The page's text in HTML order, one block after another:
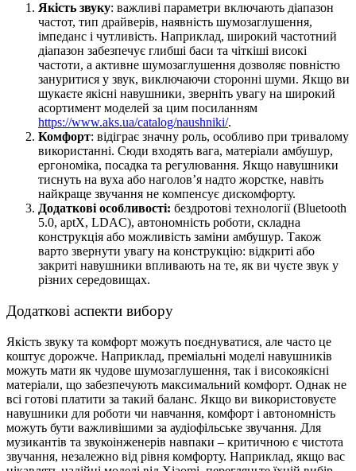
Якість звуку: важливі параметри включають діапазон
частот, тип драйверів, наявність шумозаглушення,
імпеданс і чутливість. Наприклад, широкий частотний
діапазон забезпечує глибші баси та чіткіші високі
частоти, а активне шумозаглушення дозволяє повністю
зануритися у звук, виключаючи сторонні шуми. Якщо ви
шукаєте якісні навушники, зверніть увагу на широкий
асортимент моделей за цим посиланням
https://www.aks.ua/catalog/naushniki/.
Комфорт: відіграє значну роль, особливо при тривалому
використанні. Сюди входять вага, матеріали амбушур,
ергономіка, посадка та регулювання. Якщо навушники
тиснуть на вуха або наголов’я надто жорстке, навіть
найкраще звучання не компенсує дискомфорту.
Додаткові особливості: бездротові технології (Bluetooth
5.0, aptX, LDAC), автономність роботи, складна
конструкція або можливість заміни амбушур. Також
варто звернути увагу на конструкцію: відкриті або
закриті навушники впливають на те, як ви чуєте звук у
різних середовищах.
Додаткові аспекти вибору
Якість звуку та комфорт можуть поєднуватися, але часто це
коштує дорожче. Наприклад, преміальні моделі навушників
можуть мати як чудове шумозаглушення, так і високоякісні
матеріали, що забезпечують максимальний комфорт. Однак не
всі готові платити за такий баланс. Якщо ви використовуєте
навушники для роботи чи навчання, комфорт і автономність
можуть бути важливішими за аудіофільське звучання. Для
музикантів та звукоінженерів навпаки – критичною є чистота
звучання, незалежно від рівня комфорту. Наприклад, якщо вас